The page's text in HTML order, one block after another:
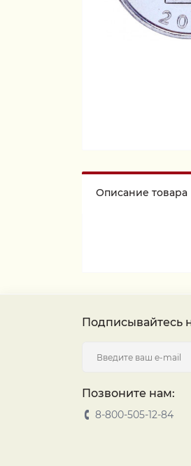
Описание товара
Подписывайтесь
Позвоните нам:
8-800-505-12-84